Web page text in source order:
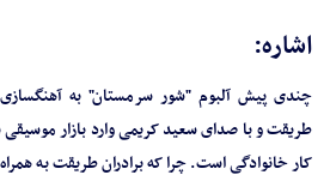
اشاره:
چندی پیش آلبوم "شور سرمستان" به
طریقت و با صدای سعید کریمی وارد بازار
کار خانوادگی است. چرا که برادران طریقت به